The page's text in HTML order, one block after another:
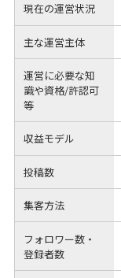
現在の運営状況
主な運営主体
運営に必要な知
識や資格/許認可
等
収益モデル
投稿数
集客方法
フォロワー数・
登録者数